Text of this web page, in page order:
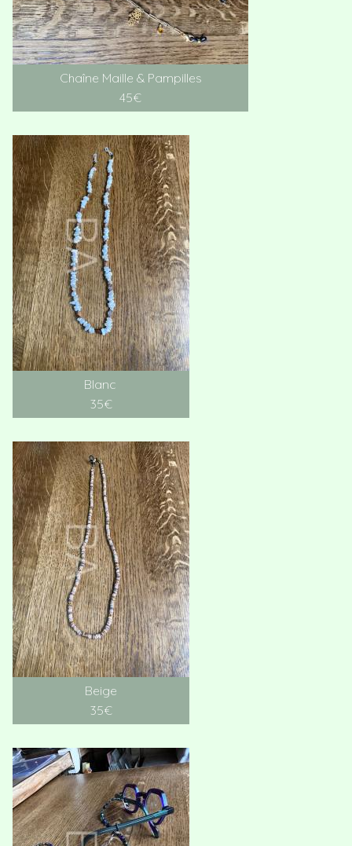
Chaîne Maille & Pampilles
45€
Blanc
35€
Beige
35€